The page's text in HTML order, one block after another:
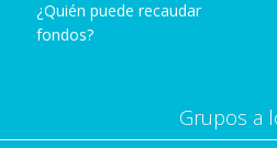
¿Quién puede recaudar
fondos?
Grupos a